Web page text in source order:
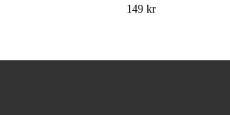
149 kr